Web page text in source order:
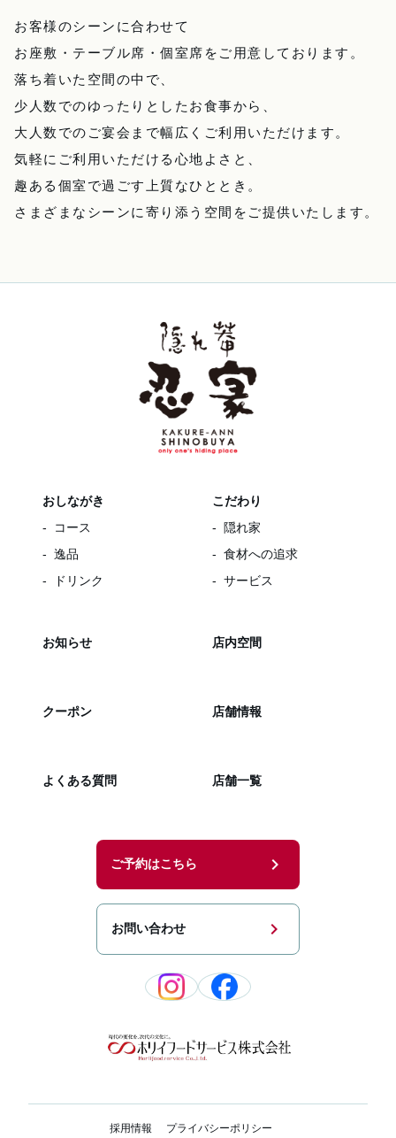
お客様のシーンに合わせて
お座敷・テーブル席・個室席をご用意しております。
落ち着いた空間の中で、
少人数でのゆったりとしたお食事から、
大人数でのご宴会まで幅広くご利用いただけます。
気軽にご利用いただける心地よさと、
趣ある個室で過ごす上質なひととき。
さまざまなシーンに寄り添う空間をご提供いたします。
おしながき
コース
逸品
ドリンク
こだわり
隠れ家
食材への追求
サービス
お知らせ 店内空間
クーポン 店舗情報
よくある質問 店舗一覧
ご予約はこちら chevron_right
お問い合わせ chevron_right
採用情報 プライバシーポリシー